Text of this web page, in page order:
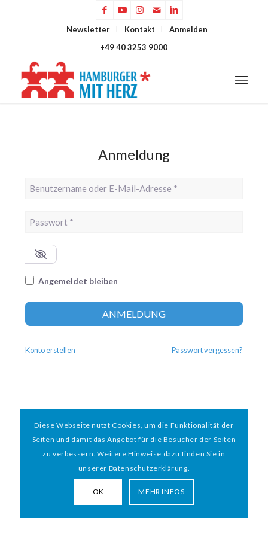
Newsletter Kontakt
Anmelden
+49 40 3253 9000
Anmeldung
Benutzername oder E-Mail-Adresse
Passwort *
Angemeldet bleiben
ANMELDUNG
Konto erstellen Passwort vergessen?
© 2026 HAMBURGER*MIT HERZ e.V. | WEBDESIGN BY WEBIGAMI
Diese Webseite nutzt Cookies, um die Funktionalität der
Seiten und damit das Angebot für die Besucher der Seiten
zu verbessern. Weitere Hinweise dazu finden Sie in
unserer Datenschutzerklärung.
OK MEHR INFOS